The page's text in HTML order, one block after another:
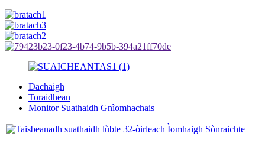
Dachaigh
Toraidhean
Monitor Suathaidh Gnìomhachais